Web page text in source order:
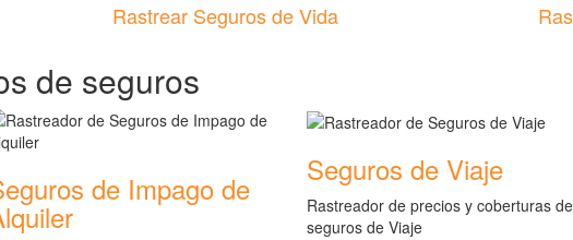
Rastrear Seguros de Vida
de seguros
de Impago de
Seguros de Viaje
Rastreador de precios y coberturas de
seguros de Viaje